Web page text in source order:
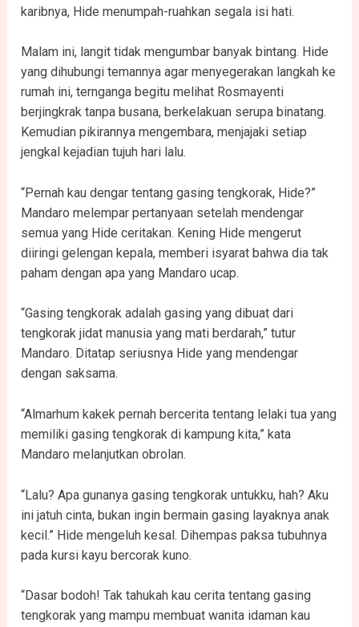
karibnya, Hide menumpah-ruahkan segala isi hati.
Malam ini, langit tidak mengumbar banyak bintang. Hide
yang dihubungi temannya agar menyegerakan langkah ke
rumah ini, ternganga begitu melihat Rosmayenti
berjingkrak tanpa busana, berkelakuan serupa binatang.
Kemudian pikirannya mengembara, menjajaki setiap
jengkal kejadian tujuh hari lalu.
“Pernah kau dengar tentang gasing tengkorak, Hide?”
Mandaro melempar pertanyaan setelah mendengar
semua yang Hide ceritakan. Kening Hide mengerut
diiringi gelengan kepala, memberi isyarat bahwa dia tak
paham dengan apa yang Mandaro ucap.
“Gasing tengkorak adalah gasing yang dibuat dari
tengkorak jidat manusia yang mati berdarah,” tutur
Mandaro. Ditatap seriusnya Hide yang mendengar
dengan saksama.
“Almarhum kakek pernah bercerita tentang lelaki tua yang
memiliki gasing tengkorak di kampung kita,” kata
Mandaro melanjutkan obrolan.
“Lalu? Apa gunanya gasing tengkorak untukku, hah? Aku
ini jatuh cinta, bukan ingin bermain gasing layaknya anak
kecil.” Hide mengeluh kesal. Dihempas paksa tubuhnya
pada kursi kayu bercorak kuno.
“Dasar bodoh! Tak tahukah kau cerita tentang gasing
tengkorak yang mampu membuat wanita idaman kau